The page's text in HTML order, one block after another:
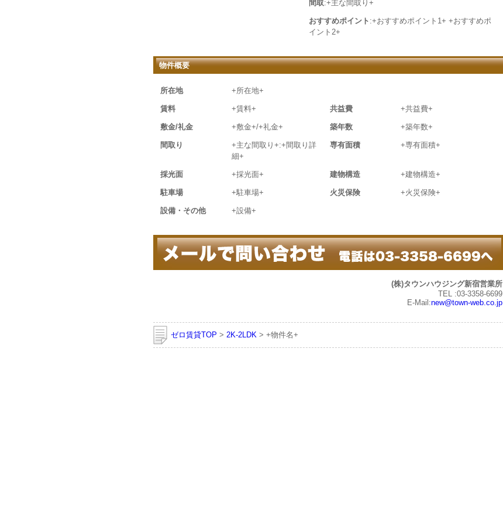
間取:+主な間取り+
おすすめポイント :+おすすめポイント1+ +おすすめポ
イント2+
物件概要
所在地 +所在地+
賃料 +賃料+ 共益費 +共益費+
敷金/礼金 +敷金+/+礼金+ 築年数 +築年数+
間取り
+主な間取り+:+間取り詳
細+
専有面積 +専有面積+
採光面 +採光面+ 建物構造 +建物構造+
駐車場 +駐車場+ 火災保険 +火災保険+
設備・その他 +設備+
(株)タウンハウジング新宿営業所
TEL :03-3358-6699
E-Mail:new@town-web.co.jp
ゼロ賃貸TOP > 2K-2LDK > +物件名+